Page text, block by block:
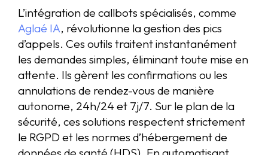
L’intégration de callbots spécialisés, comme
Aglaé IA, révolutionne la gestion des pics
d’appels. Ces outils traitent instantanément
les demandes simples, éliminant toute mise en
attente. Ils gèrent les confirmations ou les
annulations de rendez-vous de manière
autonome, 24h/24 et 7j/7. Sur le plan de la
sécurité, ces solutions respectent strictement
le RGPD et les normes d’hébergement de